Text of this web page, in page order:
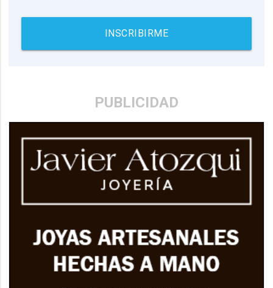
INSCRIBIRME
PUBLICIDAD